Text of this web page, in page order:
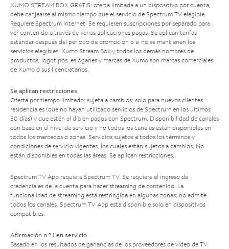
XUMO STREAM BOX GRATIS: oferta limitada a un dispositivo por cuenta;
debe canjearse al mismo tiempo que el servicio de Spectrum TV elegible.
Requiere Spectrum Internet. Se requieren suscripciones por separado para
ver contenido a través de varias aplicaciones pagas. Se aplican tarifas
estándar después del período de promoción o si no se mantienen los
servicios elegibles. Xumo Stream Box y todos los demás nombres de
productos, logotipos, eslóganes y marcas de Xumo son marcas comerciales
de Xumo o sus licenciatarios.
Se aplican restricciones
Oferta por tiempo limitado; sujeta a cambios; solo para nuevos clientes
residenciales (que no hayan utilizado servicios de Spectrum en los últimos
30 días) y que estén al día en pagos con Spectrum. Disponibilidad de canales
con base en el nivel de servicio y no todos los canales están disponibles en
todos los mercados o zonas. Servicios sujetos a todos los términos y
condiciones de servicio vigentes, los cuales están sujetos a cambios. No
están disponibles en todas las áreas. Se aplican restricciones.
Spectrum TV App requiere Spectrum TV. Se requiere el ingreso de
credenciales de la cuenta para hacer streaming de contenido. La
funcionalidad de streaming está restringida en algunas zonas; no admite
todos los canales. Spectrum TV App está disponible solo en dispositivos
compatibles.
Afirmación n.º 1 en servicio
Basado en los resultados de ganancias de los proveedores de video de TV